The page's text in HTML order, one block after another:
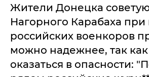
Жители Донецка
Нагорного Карабаха
российских военкоров
можно надежнее, так
оказаться в опасности: